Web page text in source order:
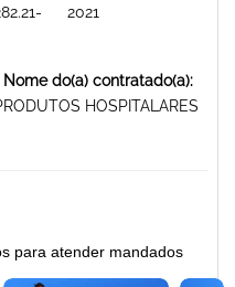
2021
do(a) contratado(a):
HOSPITALARES
para atender mandados